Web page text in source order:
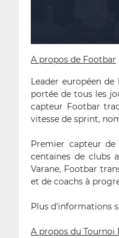
A propos de Footbar
Leader européen
portée de tous les
capteur Footbar
vitesse de sprint,
Premier capteur
centaines de clubs
Varane, Footbar
et de coachs à
Plus d'informations
A propos du Tournoi